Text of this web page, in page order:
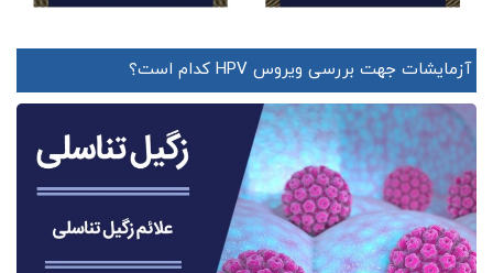
آزمایشات جهت بررسی ویروس HPV کدام است؟